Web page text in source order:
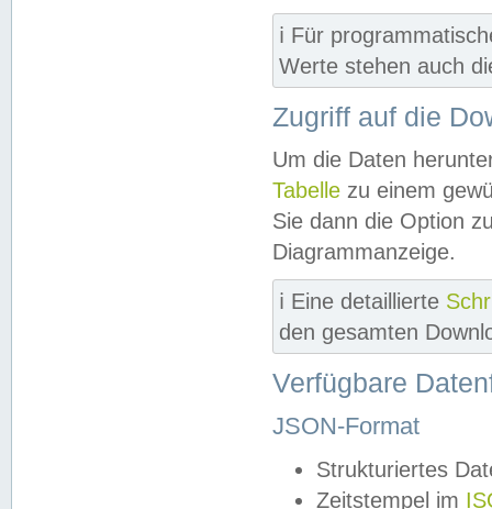
ℹ️ Für
Werte stehen auch
Zugriff auf die
Um die Daten
Tabelle zu einem
Sie dann die Option
Diagrammanzeige.
ℹ️ Eine detaillierte
den gesamten
Verfügbare
JSON-Format
Strukturiertes
Zeitstempel im